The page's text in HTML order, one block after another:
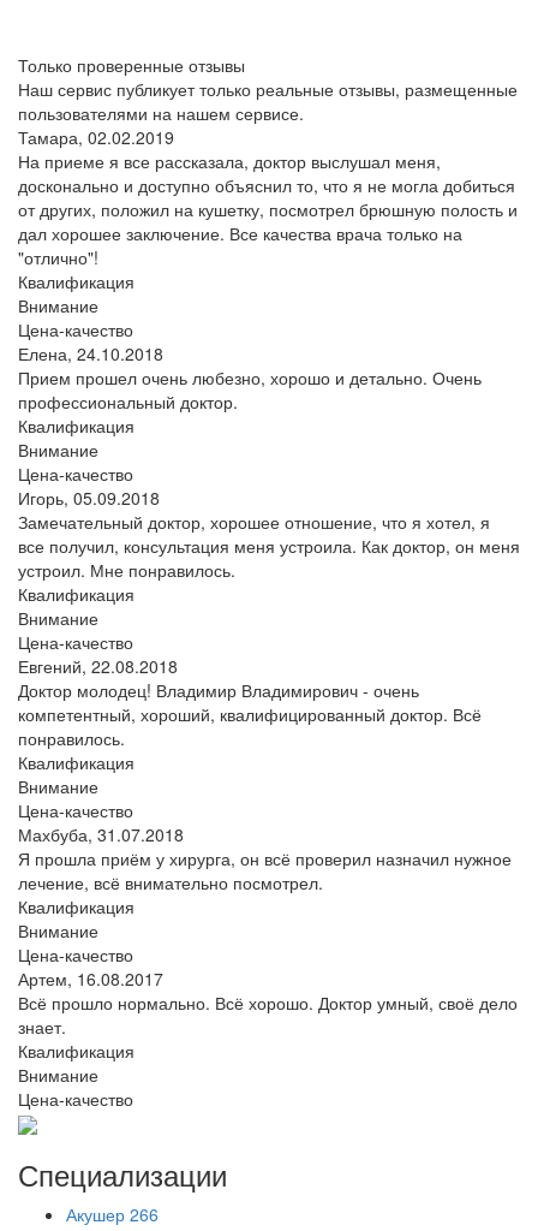
Только проверенные отзывы
Наш сервис публикует только реальные отзывы, размещенные
пользователями на нашем сервисе.
Тамара, 02.02.2019
На приеме я все рассказала, доктор выслушал меня,
досконально и доступно объяснил то, что я не могла добиться
от других, положил на кушетку, посмотрел брюшную полость и
дал хорошее заключение. Все качества врача только на
"отлично"!
Квалификация
Внимание
Цена-качество
Елена, 24.10.2018
Прием прошел очень любезно, хорошо и детально. Очень
профессиональный доктор.
Квалификация
Внимание
Цена-качество
Игорь, 05.09.2018
Замечательный доктор, хорошее отношение, что я хотел, я
все получил, консультация меня устроила. Как доктор, он меня
устроил. Мне понравилось.
Квалификация
Внимание
Цена-качество
Евгений, 22.08.2018
Доктор молодец! Владимир Владимирович - очень
компетентный, хороший, квалифицированный доктор. Всё
понравилось.
Квалификация
Внимание
Цена-качество
Махбуба, 31.07.2018
Я прошла приём у хирурга, он всё проверил назначил нужное
лечение, всё внимательно посмотрел.
Квалификация
Внимание
Цена-качество
Артем, 16.08.2017
Всё прошло нормально. Всё хорошо. Доктор умный, своё дело
знает.
Квалификация
Внимание
Цена-качество
Специализации
Акушер 266